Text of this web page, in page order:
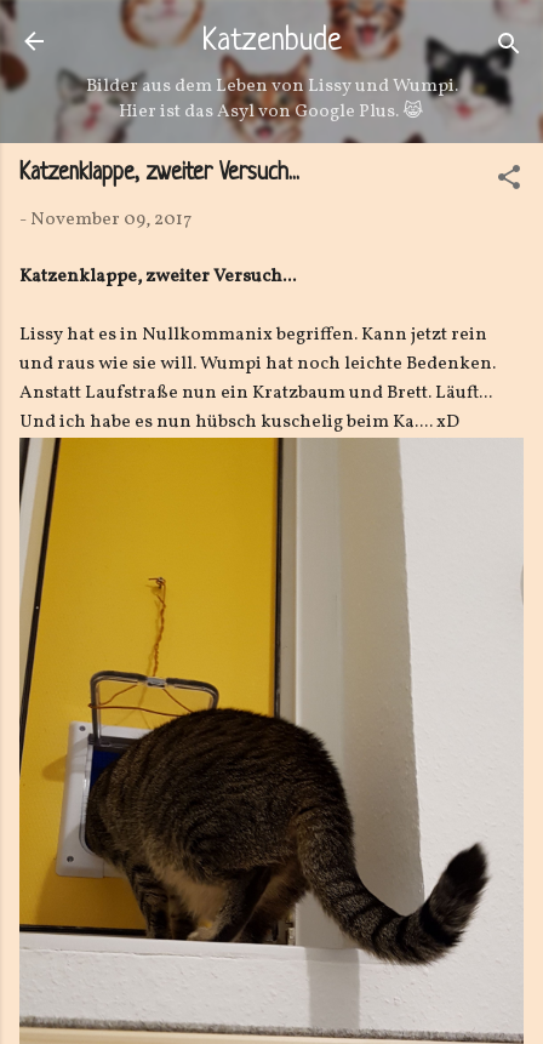
Direkt zum Hauptbereich
Katzenbude
Bilder aus dem Leben von Lissy und Wumpi.
Hier ist das Asyl von Google Plus. 😹
Katzenklappe, zweiter Versuch...
-November 09, 2017
Katzenklappe, zweiter Versuch...
Lissy hat es in Nullkommanix begriffen. Kann jetzt rein
und raus wie sie will. Wumpi hat noch leichte Bedenken.
Anstatt Laufstraße nun ein Kratzbaum und Brett. Läuft...
Und ich habe es nun hübsch kuschelig beim Ka.... xD